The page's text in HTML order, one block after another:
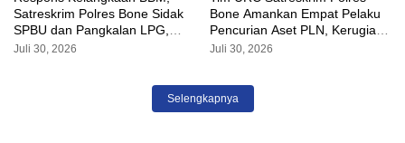
Satreskrim Polres Bone Sidak
SPBU dan Pangkalan LPG,
AKP Alvin Aji Imbau Pengelola
Juli 30, 2026
Bone Amankan Empat Pelaku
Pencurian Aset PLN, Kerugian
Ditaksir Capai Rp 3 Milyar
Juli 30, 2026
Selengkapnya